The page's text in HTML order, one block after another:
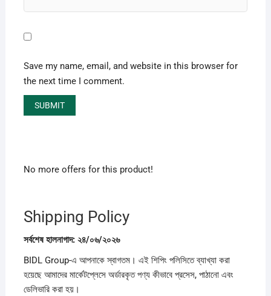
Save my name, email, and website in this browser for
the next time I comment.
No more offers for this product!
Shipping Policy
সর্বশেষহালনাগাদ: ২৪/০৬/২০২৬
BIDL Group-এ আপনাকে স্বাগতম। এই শিপিং পলিসিতে ব্যাখ্যা করা
হয়েছে আমাদের মার্কেটপ্লেসে অর্ডারকৃত পণ্য কীভাবে প্রসেস, পাঠানো এবং
ডেলিভারি করা হয়।